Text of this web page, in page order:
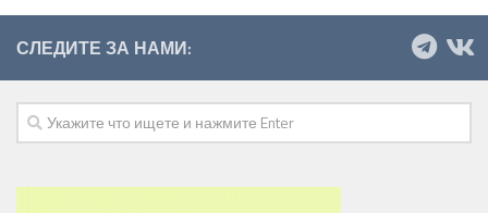
СЛЕДИТЕ ЗА НАМИ: